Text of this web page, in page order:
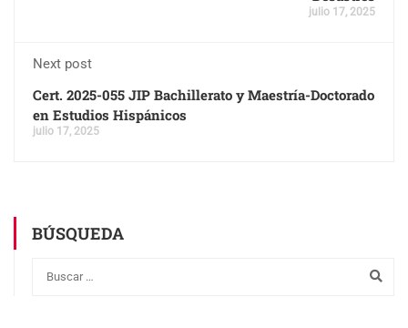
julio 17, 2025
Next post
Cert. 2025-055 JIP Bachillerato y Maestría-Doctorado
en Estudios Hispánicos
julio 17, 2025
BÚSQUEDA